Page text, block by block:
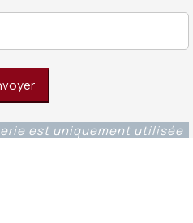
est uniquement utilisée